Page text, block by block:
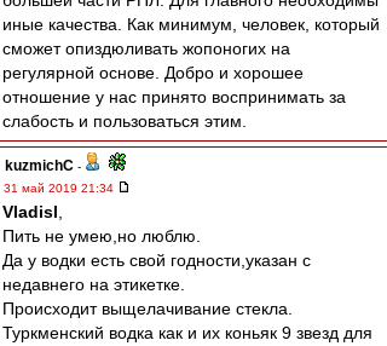
иные качества. Как минимум, человек, который
сможет опиздюливать жопоногих на
регулярной основе. Добро и хорошее
отношение у нас принято воспринимать за
слабость и пользоваться этим.
kuzmichC -
31 май 2019 21:34
Vladisl
Пить не умею,но люблю.
Да у водки есть свой годности,указан с
недавнего на этикетке.
Происходит выщелачивание стекла.
Туркменский водка как и их коньяк 9 звезд для